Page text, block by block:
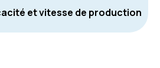
et vitesse de production